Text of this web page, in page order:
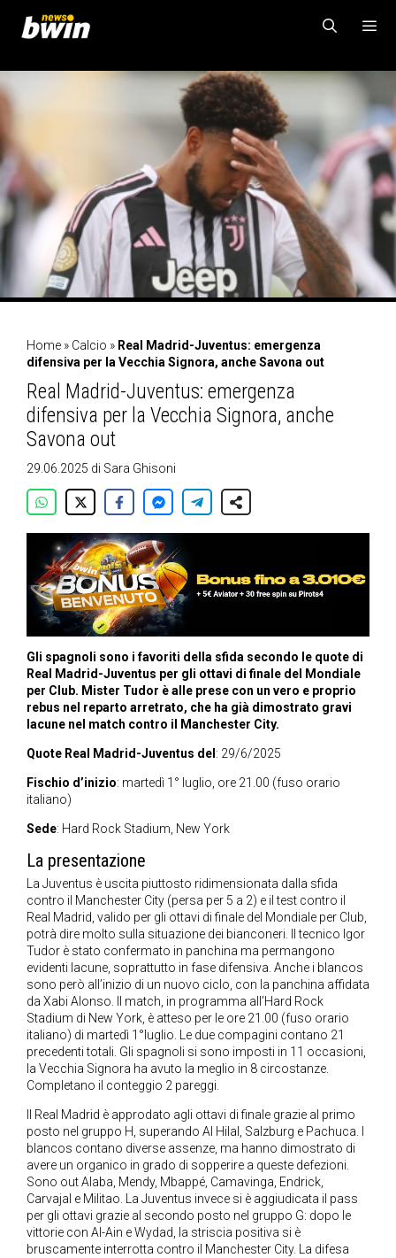
contenuto
MENU
Home » Calcio » Real Madrid-Juventus: emergenza
difensiva per la Vecchia Signora, anche Savona out
Real Madrid-Juventus: emergenza
difensiva per la Vecchia Signora, anche
Savona out
29.06.2025 di Sara Ghisoni
Gli spagnoli sono i favoriti della sfida secondo le quote di
Real Madrid-Juventus per gli ottavi di finale del Mondiale
per Club. Mister Tudor è alle prese con un vero e proprio
rebus nel reparto arretrato, che ha già dimostrato gravi
lacune nel match contro il Manchester City.
Quote Real Madrid-Juventus del : 29/6/2025
Fischio d’inizio: martedì 1° luglio, ore 21.00 (fuso orario
italiano)
Sede: Hard Rock Stadium, New York
La presentazione
La Juventus è uscita piuttosto ridimensionata dalla sfida
contro il Manchester City (persa per 5 a 2) e il test contro il
Real Madrid, valido per gli ottavi di finale del Mondiale per Club,
potrà dire molto sulla situazione dei bianconeri. Il tecnico Igor
Tudor è stato confermato in panchina ma permangono
evidenti lacune, soprattutto in fase difensiva. Anche i blancos
sono però all’inizio di un nuovo ciclo, con la panchina affidata
da Xabi Alonso. Il match, in programma all’Hard Rock
Stadium di New York, è atteso per le ore 21.00 (fuso orario
italiano) di martedì 1°luglio. Le due compagini contano 21
precedenti totali. Gli spagnoli si sono imposti in 11 occasioni,
la Vecchia Signora ha avuto la meglio in 8 circostanze.
Completano il conteggio 2 pareggi.
Il Real Madrid è approdato agli ottavi di finale grazie al primo
posto nel gruppo H, superando Al Hilal, Salzburg e Pachuca. I
blancos contano diverse assenze, ma hanno dimostrato di
avere un organico in grado di sopperire a queste defezioni.
Sono out Alaba, Mendy, Mbappé, Camavinga, Endrick,
Carvajal e Militao. La Juventus invece si è aggiudicata il pass
per gli ottavi grazie al secondo posto nel gruppo G: dopo le
vittorie con Al-Ain e Wydad, la striscia positiva si è
bruscamente interrotta contro il Manchester City. La difesa